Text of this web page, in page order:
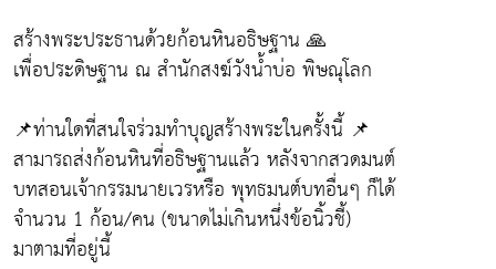
สร้างพระประธานด้วยก้อนหินอธิษฐาน 🙏
เพื่อประดิษฐาน ณ สำนักสงฆ์วังน้ำบ่อ พิษณุโลก
📌ท่านใดที่สนใจร่วมทำบุญสร้างพระในครั้งนี้ 📌
สามารถส่งก้อนหินที่อธิษฐานแล้ว หลังจากสวดมนต์
บทสอนเจ้ากรรมนายเวรหรือ พุทธมนต์บทอื่นๆ ก็ได้
จำนวน 1 ก้อน/คน (ขนาดไม่เกินหนึ่งข้อนิ้วชี้)
มาตามที่อยู่นี้